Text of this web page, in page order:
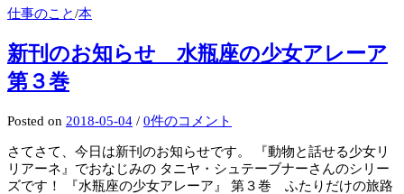
仕事のこと/本
新刊のお知らせ 水瓶座の少女アレーア
第３巻
Posted on 2018-05-04 / 0件のコメント
さてさて、今日は新刊のお知らせです。 『動物と話せる少女リ
リアーネ』でおなじみの タニヤ・シュテーブナーさんのシリー
ズです！ 『水瓶座の少女アレーア』 第３巻 ふたりだけの旅路